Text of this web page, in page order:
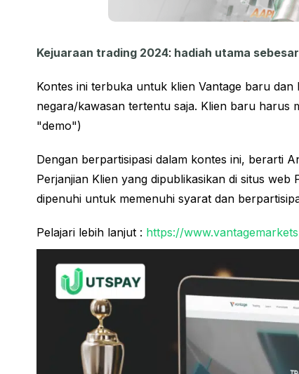
Kejuaraan trading 2024: hadiah utama
Kontes ini terbuka untuk klien Vantage baru
negara/kawasan tertentu saja. Klien baru harus
"demo")
Dengan berpartisipasi dalam kontes ini, berarti
Perjanjian Klien yang dipublikasikan di situs
dipenuhi untuk memenuhi syarat dan
Pelajari lebih lanjut : https://